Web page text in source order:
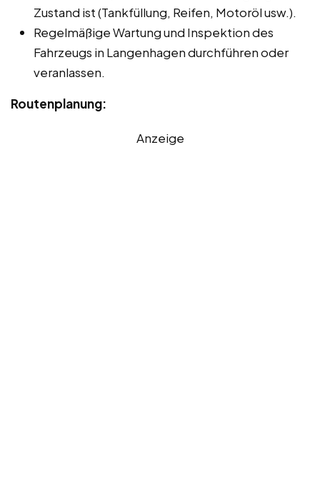
Zustand ist (Tankfüllung, Reifen, Motoröl usw.).
Regelmäßige Wartung und Inspektion des
Fahrzeugs in Langenhagen durchführen oder
veranlassen.
Routenplanung:
Anzeige